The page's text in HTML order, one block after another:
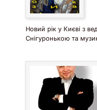
Новий рік у Києві з
Снігуронькою та